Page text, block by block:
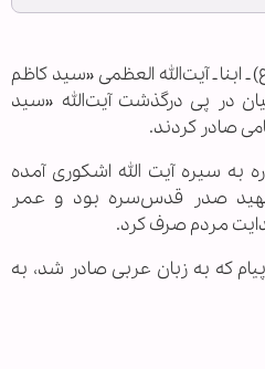
ابنا ـ آیت‌الله العظمی «سید کاظم
در پی درگذشت آیت‌الله «سید
صادر کردند.
به سیره آیت الله اشکوری آمده
شهید صدر قدس‌سره بود و عمر
مردم صرف کرد.
که به زبان عربی صادر شد، به